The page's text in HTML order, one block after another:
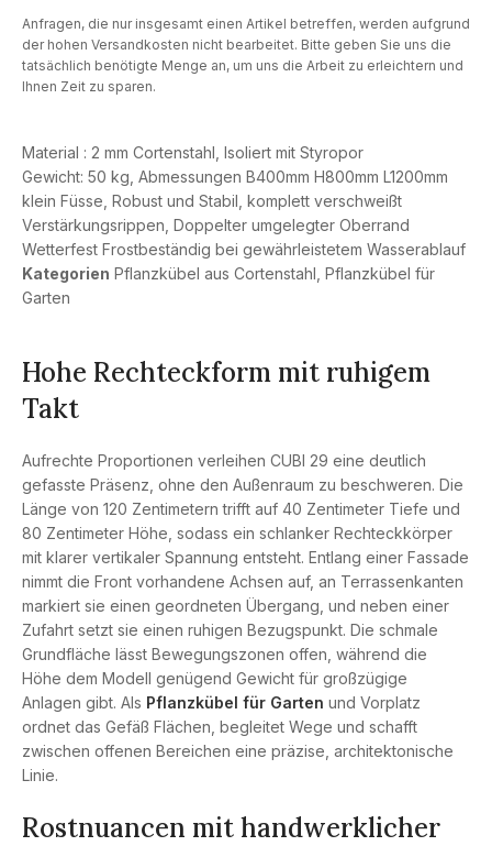
Material : 2 mm Cortenstahl, Isoliert mit Styropor
Gewicht: 50 kg, Abmessungen B400mm H800mm L1200mm
klein Füsse, Robust und Stabil, komplett verschweißt
Verstärkungsrippen, Doppelter umgelegter Oberrand
Wetterfest Frostbeständig bei gewährleistetem Wasserablauf
Kategorien Pflanzkübel aus Cortenstahl Pflanzkübel für
Garten
Hohe Rechteckform mit ruhigem
Takt
Aufrechte Proportionen verleihen CUBI 29 eine deutlich
gefasste Präsenz, ohne den Außenraum zu beschweren. Die
Länge von 120 Zentimetern trifft auf 40 Zentimeter Tiefe und
80 Zentimeter Höhe, sodass ein schlanker Rechteckkörper
mit klarer vertikaler Spannung entsteht. Entlang einer Fassade
nimmt die Front vorhandene Achsen auf, an Terrassenkanten
markiert sie einen geordneten Übergang, und neben einer
Zufahrt setzt sie einen ruhigen Bezugspunkt. Die schmale
Grundfläche lässt Bewegungszonen offen, während die
Höhe dem Modell genügend Gewicht für großzügige
Anlagen gibt. Als Pflanzkübel für Garten und Vorplatz
ordnet das Gefäß Flächen, begleitet Wege und schafft
zwischen offenen Bereichen eine präzise, architektonische
Linie.
Rostnuancen mit handwerklicher
Anfragen, die nur insgesamt einen Artikel betreffen, werden aufgrund
der hohen Versandkosten nicht bearbeitet. Bitte geben Sie uns die
tatsächlich benötigte Menge an, um uns die Arbeit zu erleichtern und
Ihnen Zeit zu sparen.